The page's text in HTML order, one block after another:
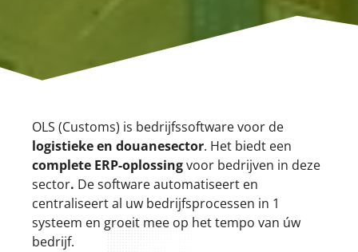
OLS (Customs) is bedrijfssoftware voor de
logistieke en douanesector. Het biedt een
complete ERP-oplossingvoor bedrijven in deze
sector. De software automatiseert en
centraliseert al uw bedrijfsprocessen in 1
systeem en groeit mee op het tempo van úw
bedrijf.